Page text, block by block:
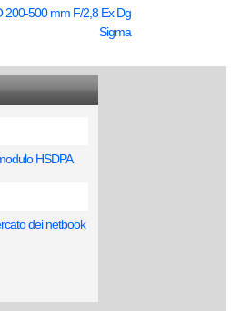
200-500 mm F/2,8 Ex Dg
Sigma
HSDPA
dei netbook